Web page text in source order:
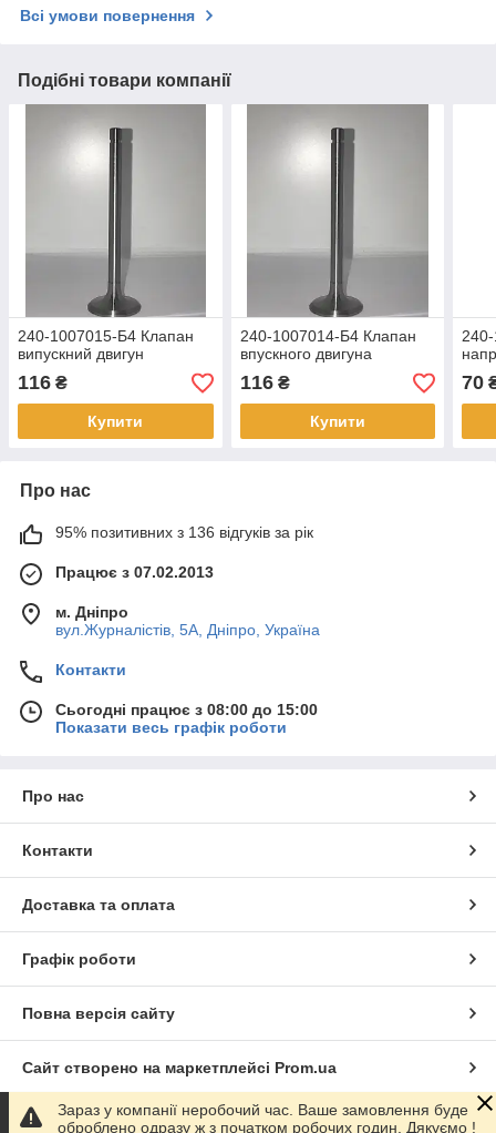
Всі умови повернення
Подібні товари компанії
240-1007015-Б4 Клапан
випускний двигун
116 ₴
Купити
240-1007014-Б4 Клапан
впускного двигуна
116₴
Купити
240-
70
Про нас
95% позитивних з 136 відгуків за рік
Працює з 07.02.2013
м. Дніпро
вул.Журналістів, 5А, Дніпро, Україна
Контакти
Сьогодні працює з 08:00 до 15:00
Показати весь графік роботи
Про нас
Контакти
Доставка та оплата
Графік роботи
Повна версія сайту
Сайт створено на маркетплейсі Prom.ua
Політика конфіденційності
Зараз у компанії неробочий час. Ваше замовлення буде
оброблено одразу ж з початком робочих годин. Дякуємо !